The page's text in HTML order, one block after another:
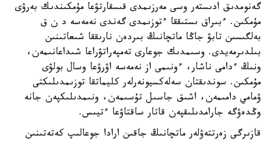
گەنومدىق ادىستەر وسى مەرزىمدى قىسقارتۋعا مۇمكىندىك بەرۋى
مۇمكىن. ءبىراق ىستىققا ءتوزىمدى گەندى نەمەسە د ن ق
بەلگىسىن تابۋ جاڭا ماتچانىڭ بىردەن نارىققا شىعاتىنىن
بىلدىرمەيدى. وسىمدىك جوعارى تەمپەراتۋراعا شىداعانىمەن،
ونىڭ ءدامى ناشار، ءونىمى از نەمەسە اۋرۋعا وسال بولۋى
مۇمكىن. سوندىقتان سەلەكسيونەرلەر كليماتقا توزىمدىلىكتى
ۋمامي دامىمەن، اشىق جاسىل تۇسىمەن، ونىمدىلىكپەن جانە
وڭدەۋگە جارامدىلىقپەن قاتار ساقتاۋعا ءتيىس.
قازىرگى زەرتتەۋلەر ماتچانىڭ جاقىن ارادا جوعالىپ كەتەتىنىن